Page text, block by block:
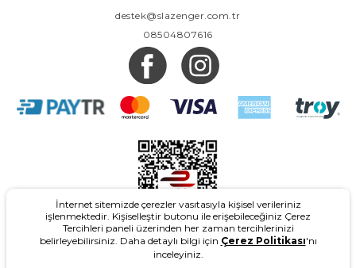
destek@slazenger.com.tr
08504807616
- Slazenger.com.tr - Tüm Hakları Saklıdır.
İnternet sitemizde çerezler vasıtasıyla kişisel verileriniz
işlenmektedir. Kişiselleştir butonu ile erişebileceğiniz Çerez
Tercihleri paneli üzerinden her zaman tercihlerinizi
belirleyebilirsiniz. Daha detaylı bilgi için Çerez Politikası'nı
inceleyiniz.